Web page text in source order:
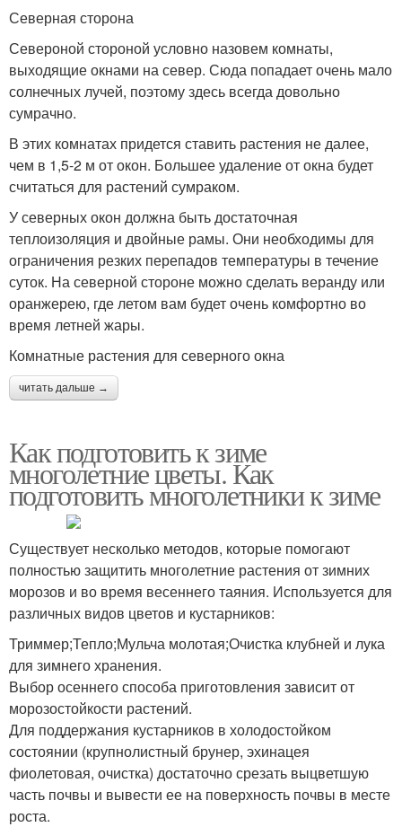
Северная сторона
Североной стороной условно назовем комнаты,
выходящие окнами на север. Сюда попадает очень мало
солнечных лучей, поэтому здесь всегда довольно
сумрачно.
В этих комнатах придется ставить растения не далее,
чем в 1,5-2 м от окон. Большее удаление от окна будет
считаться для растений сумраком.
У северных окон должна быть достаточная
теплоизоляция и двойные рамы. Они необходимы для
ограничения резких перепадов температуры в течение
суток. На северной стороне можно сделать веранду или
оранжерею, где летом вам будет очень комфортно во
время летней жары.
Комнатные растения для северного окна
читать дальше →
Как подготовить к зиме
многолетние цветы. Как
подготовить многолетники к зиме
Существует несколько методов, которые помогают
полностью защитить многолетние растения от зимних
морозов и во время весеннего таяния. Используется для
различных видов цветов и кустарников:
Триммер;Тепло;Мульча молотая;Очистка клубней и лука
для зимнего хранения.
Выбор осеннего способа приготовления зависит от
морозостойкости растений.
Для поддержания кустарников в холодостойком
состоянии (крупнолистный брунер, эхинацея
фиолетовая, очистка) достаточно срезать выцветшую
часть почвы и вывести ее на поверхность почвы в месте
роста.